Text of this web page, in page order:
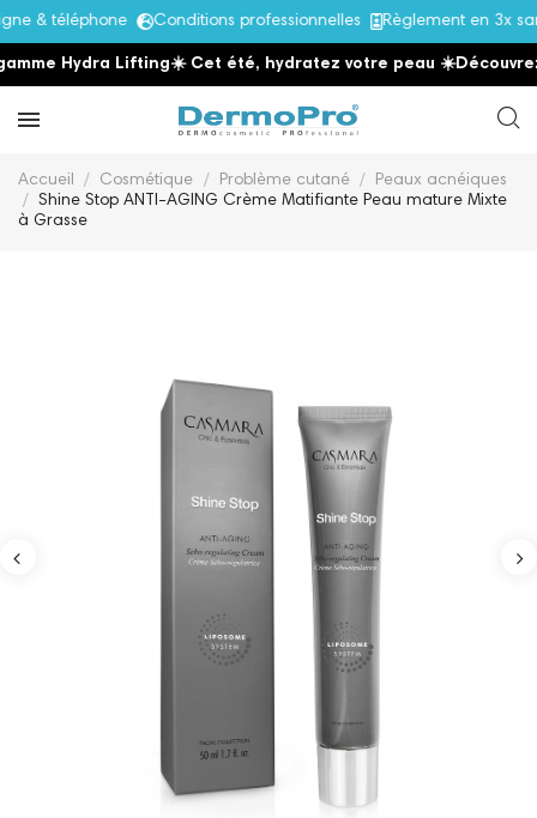
& téléphone Conditions professionnelles Règlement en 3x
Hydra Lifting☀️ Cet été, hydratez votre peau ☀️Découvrez
Accueil Cosmétique Problème cutané
Peaux acnéiques
Shine Stop ANTI-AGING Crème Matifiante Peau mature Mixte
à Grasse